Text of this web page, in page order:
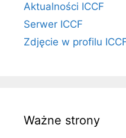
Aktualności ICCF
Serwer ICCF
Zdjęcie w profilu
Ważne strony